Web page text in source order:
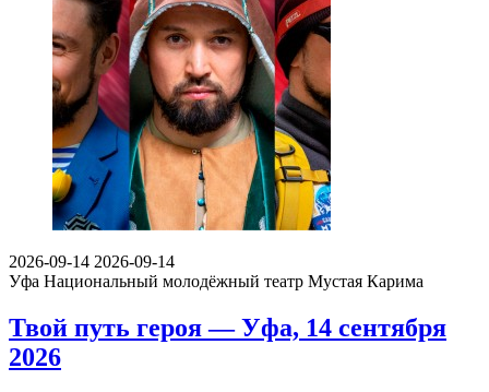
2026-09-14 2026-09-14
Уфа Национальный молодёжный театр Мустая Карима
Твой путь героя — Уфа, 14 сентября
2026